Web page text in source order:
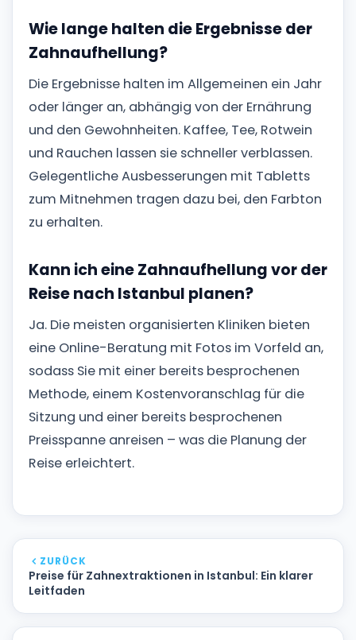
Wie lange halten die Ergebnisse der
Zahnaufhellung?
Die Ergebnisse halten im Allgemeinen ein Jahr
oder länger an, abhängig von der Ernährung
und den Gewohnheiten. Kaffee, Tee, Rotwein
und Rauchen lassen sie schneller verblassen.
Gelegentliche Ausbesserungen mit Tabletts
zum Mitnehmen tragen dazu bei, den Farbton
zu erhalten.
Kann ich eine Zahnaufhellung vor der
Reise nach Istanbul planen?
Ja. Die meisten organisierten Kliniken bieten
eine Online-Beratung mit Fotos im Vorfeld an,
sodass Sie mit einer bereits besprochenen
Methode, einem Kostenvoranschlag für die
Sitzung und einer bereits besprochenen
Preisspanne anreisen – was die Planung der
Reise erleichtert.
ZURÜCK
Preise für Zahnextraktionen in Istanbul: Ein klarer
Leitfaden